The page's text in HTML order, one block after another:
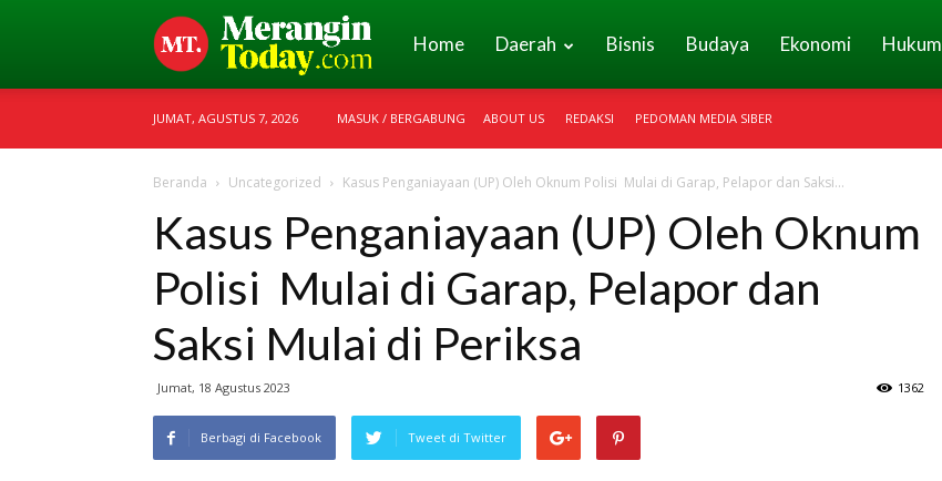
Merangin
Home Daerah Bisnis Budaya Ekonomi Hukum
JUMAT, AGUSTUS 7, 2026 MASUK / BERGABUNG ABOUT US REDAKSI PEDOMAN MEDIA SIBER
Beranda Uncategorized Kasus Penganiayaan (UP) Oleh Oknum Polisi Mulai di Garap, Pelapor dan Saksi...
Kasus Penganiayaan (UP) Oleh Oknum
Polisi Mulai di Garap, Pelapor dan
Saksi Mulai di Periksa
Jumat, 18 Agustus 2023 1362
Berbagi di Facebook Tweet di Twitter